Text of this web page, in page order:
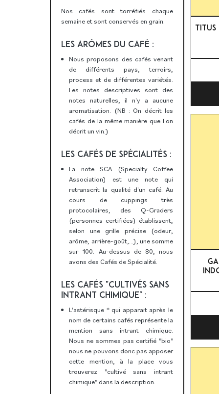
Nos cafés sont torréfiés chaque
semaine et sont conservés en grain.
LES ARÔMES DU CAFÉ :
Nous proposons des cafés venant
de différents pays, terroirs,
process et de différentes variétés.
Les notes descriptives sont des
notes naturelles, il n'y a aucune
aromatisation. (NB : On décrit les
cafés de la même manière que l'on
décrit un vin.)
LES CAFÉS DE SPÉCIALITÉS :
La note SCA (Specialty Coffee
Association) est une note qui
retranscrit la qualité d'un café. Au
cours de cuppings très
protocolaires, des Q-Graders
(personnes certifiées) établissent,
selon une grille précise (odeur,
arôme, arrière-goût,...), une somme
sur 100. Au-dessus de 80, nous
avons des Cafés de Spécialité.
LES CAFÉS "CULTIVÉS SANS
INTRANT CHIMIQUE" :
L'astérisque * qui apparait après le
nom de certains cafés représente la
mention sans intrant chimique.
Nous ne sommes pas certifié "bio"
nous ne pouvons donc pas apposer
cette mention, à la place vous
trouverez "cultivé sans intrant
chimique" dans la description.
TITUS